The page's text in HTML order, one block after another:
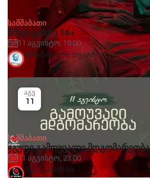
სამშაბათი
წრეა ცამდე 14+
11 აგვისტო, 19:00
დრამატული თეატრი
სამშაბათი
ჯგუფი გამოუვალი მდგომარეობა
11 აგვისტო, 23:00
აგვ
11
GEO.GRAPHIA